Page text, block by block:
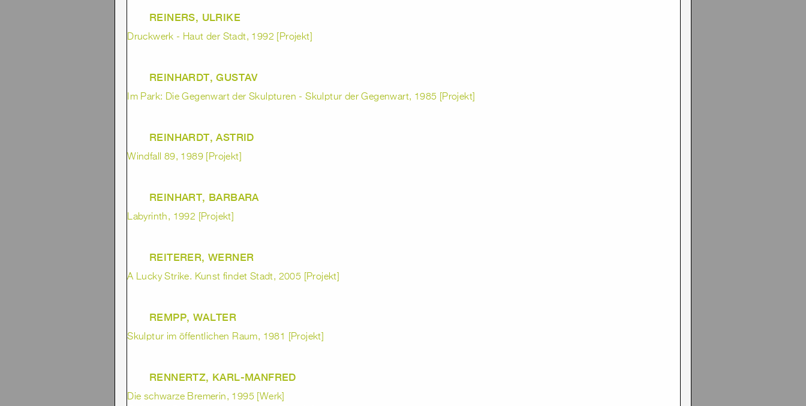
REINERS, ULRIKE
Druckwerk - Haut der Stadt, 1992 [Projekt]
REINHARDT, GUSTAV
Im Park: Die Gegenwart der Skulpturen - Skulptur der Gegenwart, 1985 [Projekt]
REINHARDT, ASTRID
Windfall 89, 1989 [Projekt]
REINHART, BARBARA
Labyrinth, 1992 [Projekt]
REITERER, WERNER
A Lucky Strike. Kunst findet Stadt, 2005 [Projekt]
REMPP, WALTER
Skulptur im öffentlichen Raum, 1981 [Projekt]
RENNERTZ, KARL-MANFRED
Die schwarze Bremerin, 1995 [Werk]